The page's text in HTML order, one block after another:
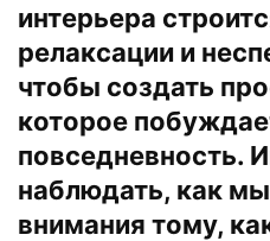
интерьера
релаксации и
чтобы создать
которое
повседневность.
наблюдать, как
внимания тому,